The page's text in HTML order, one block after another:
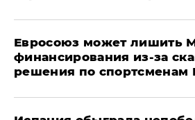
Евросоюз может лишить
финансирования из-за
решения по спортсменам